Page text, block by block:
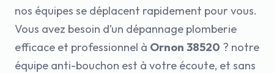
nos équipes se déplacent rapidement pour vous.
Vous avez besoin d’un dépannage plomberie
efficace et professionnel à Ornon 38520 ? notre
équipe anti-bouchon est à votre écoute, et sans